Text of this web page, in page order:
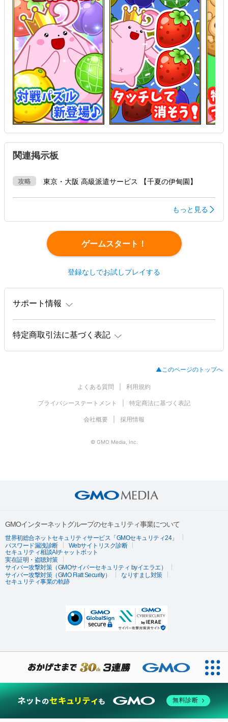
◆わかりやすい級段位制を採用♪
対戦に勝利で「金札/銀札」獲得⇒集めて階級アップ！
目指すは名人？
困ったときにも安心のお助け「アイテム」も盛りだくさん♪
関連掲示板
攻略 東京・大阪 高級派遣サービス 【千夏の伊甸園】
もっと見る
ゲームスタート！
登録なしでお試しプレイする
サポート情報
特定商取引法に基づく表記
▲このページのトップへ
よくある質問 利用規約
プライバシーステートメント 特定商法に基づく表記
会社概要 採用情報
© GMO Media, Inc.
GMOインターネットグループのセキュリティ事業について
世界初総合ネットセキュリティサービス「GMOセキュリティ24」
パスワード漏洩診断
Webサイトリスク診断
セキュリティ相談AIチャットボット
実在証明・盗聴対策
サイバー攻撃対策（GMOサイバーセキュリティ byイエラエ）
サイバー攻撃対策（GMO Flatt Security）
なりすまし対策
セキュリティ事業の軌跡
無料診断